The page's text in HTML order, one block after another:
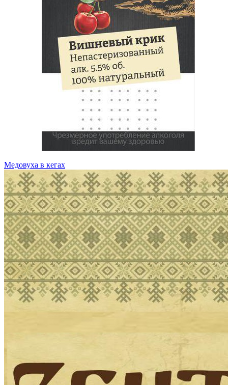
Медовуха в кегах